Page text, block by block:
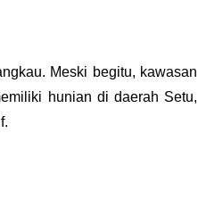
Meski begitu, kawasan
hunian di daerah Setu,